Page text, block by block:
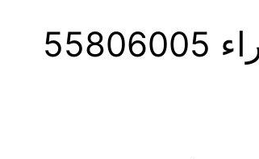
فني ستلايت اسطبلات الجهراء 55806005